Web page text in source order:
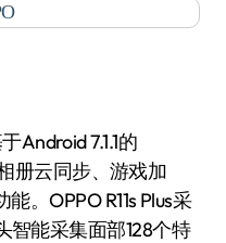
Android 7.1.1的
册云同步、游戏加
。OPPO R11s Plus采
智能采集面部128个特